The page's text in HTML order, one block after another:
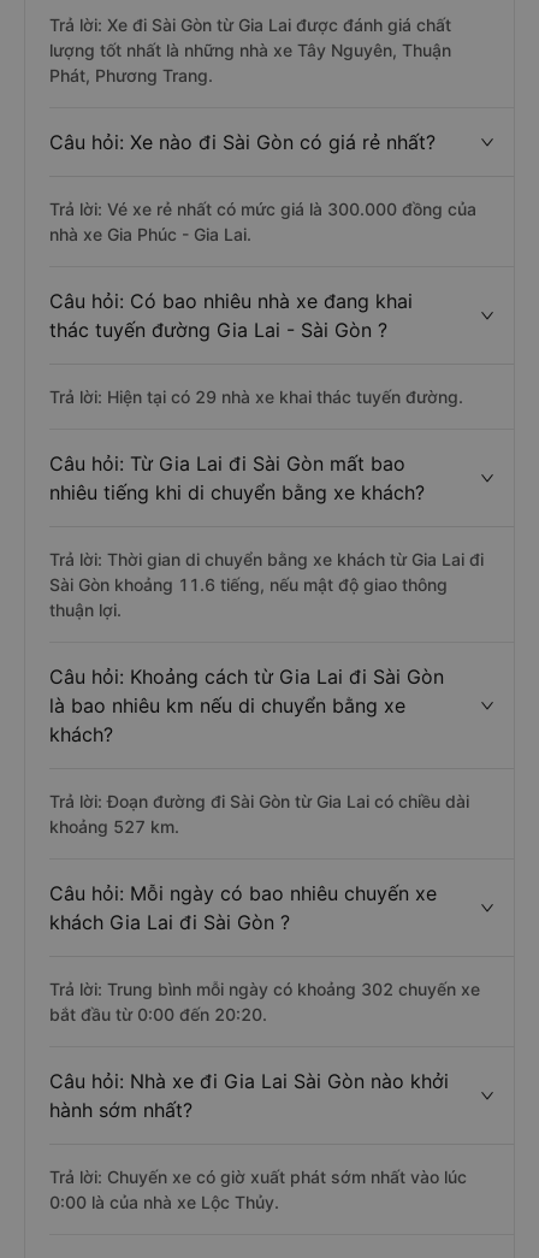
Trả lời: Xe đi Sài Gòn từ Gia Lai được đánh giá chất
lượng tốt nhất là những nhà xe Tây Nguyên, Thuận
Phát, Phương Trang.
Câu hỏi: Xe nào đi Sài Gòn có giá rẻ nhất?
Trả lời: Vé xe rẻ nhất có mức giá là 300.000 đồng của
nhà xe Gia Phúc - Gia Lai.
Câu hỏi: Có bao nhiêu nhà xe đang khai
thác tuyến đường Gia Lai - Sài Gòn ?
Trả lời: Hiện tại có 29 nhà xe khai thác tuyến đường.
Câu hỏi: Từ Gia Lai đi Sài Gòn mất bao
nhiêu tiếng khi di chuyển bằng xe khách?
Trả lời: Thời gian di chuyển bằng xe khách từ Gia Lai đi
Sài Gòn khoảng 11.6 tiếng, nếu mật độ giao thông
thuận lợi.
Câu hỏi: Khoảng cách từ Gia Lai đi Sài Gòn
là bao nhiêu km nếu di chuyển bằng xe
khách?
Trả lời: Đoạn đường đi Sài Gòn từ Gia Lai có chiều dài
khoảng 527 km.
Câu hỏi: Mỗi ngày có bao nhiêu chuyến xe
khách Gia Lai đi Sài Gòn ?
Trả lời: Trung bình mỗi ngày có khoảng 302 chuyến xe
bắt đầu từ 0:00 đến 20:20.
Câu hỏi: Nhà xe đi Gia Lai Sài Gòn nào khởi
hành sớm nhất?
Trả lời: Chuyến xe có giờ xuất phát sớm nhất vào lúc
0:00 là của nhà xe Lộc Thủy.